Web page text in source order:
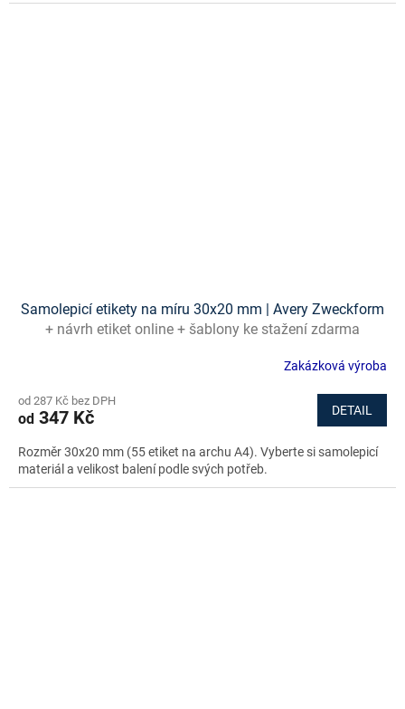
Samolepicí etikety na míru 30x20 mm | Avery Zweckform
+ návrh etiket online + šablony ke stažení zdarma
Zakázková výroba
od 287 Kč bez DPH
od 347 Kč DETAIL
Rozměr 30x20 mm (55 etiket na archu A4). Vyberte si samolepicí
materiál a velikost balení podle svých potřeb.